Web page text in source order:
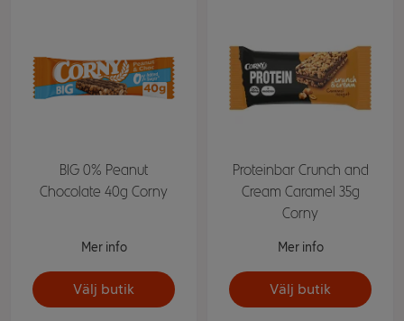
BIG 0% Peanut
Chocolate 40g Corny
Mer info
Välj butik
Proteinbar Crunch and
Cream Caramel 35g
Corny
Mer info
Välj butik